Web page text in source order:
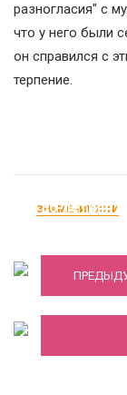
разногласия" с
что у него были
он справился с
терпение.
ЗНАМЕНИТОСТИ
36-летняя
Крид